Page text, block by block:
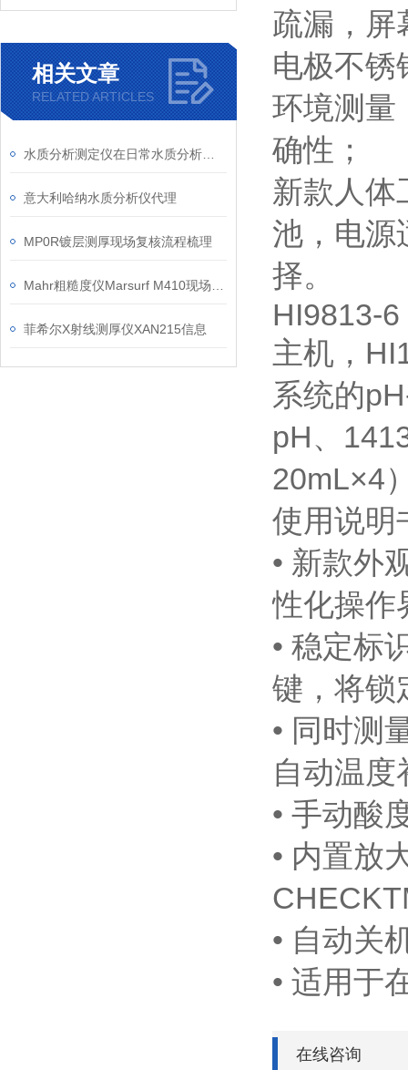
相关文章
RELATED ARTICLES
意大利哈纳水质分析仪代理
MP0R镀层测厚现场复核流程梳理
菲希尔X射线测厚仪XAN215信息
疏漏，屏
电极不锈
环境测量
确性；
新款人体
池，电源
择。
HI9813-6
主机，
系统的
pH、
20mL×4
使用说明
• 新款外
性化操作
• 稳定标
键，将锁
• 同时测
自动温
• 手动酸
• 内置放
• 自动关
• 适用于
在线咨询